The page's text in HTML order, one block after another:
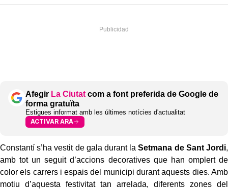
Afegir La Ciutat com a font preferida de Google de
forma gratuïta
Estigues informat amb les últimes notícies d'actualitat
ACTIVAR ARA
Constantí s’ha vestit de gala durant laSetmana de Sant Jordi,
amb tot un seguit d’accions decoratives que han omplert de
color els carrers i espais del municipi durant aquests dies. Amb
motiu d’aquesta festivitat tan arrelada, diferents zones del